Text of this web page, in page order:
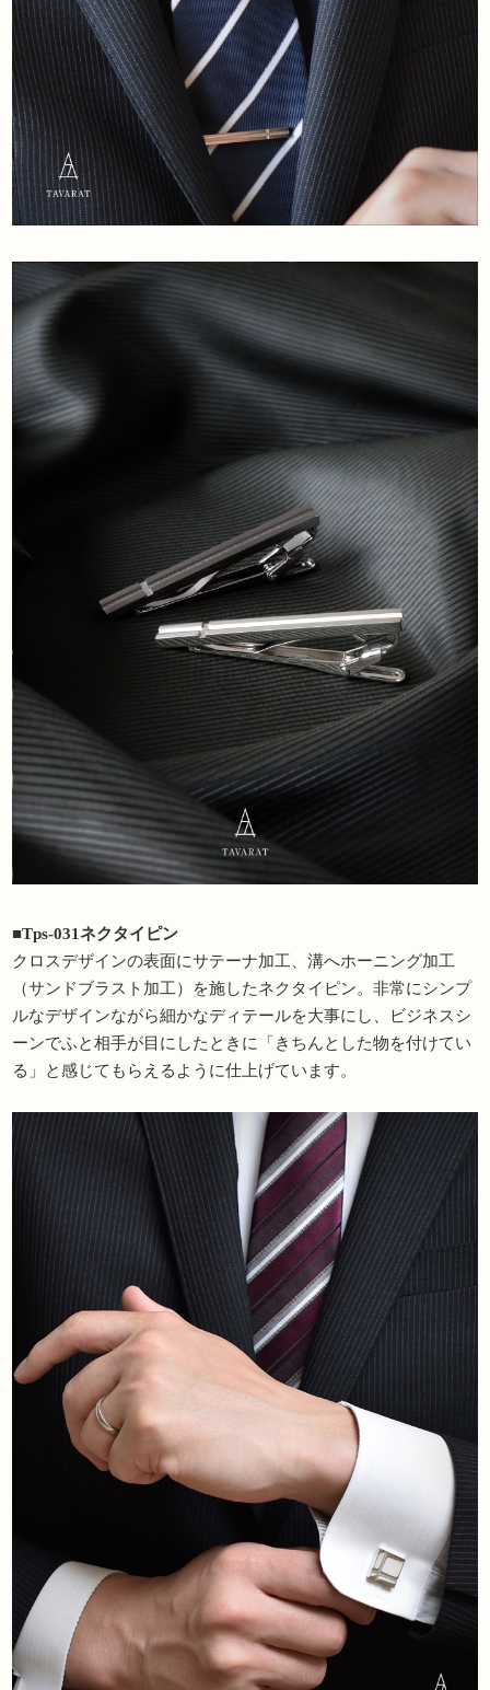
■Tps-031ネクタイピン
クロスデザインの表面にサテーナ加工、溝へホーニング加工
（サンドブラスト加工）を施したネクタイピン。非常にシンプ
ルなデザインながら細かなディテールを大事にし、ビジネスシ
ーンでふと相手が目にしたときに「きちんとした物を付けてい
る」と感じてもらえるように仕上げています。